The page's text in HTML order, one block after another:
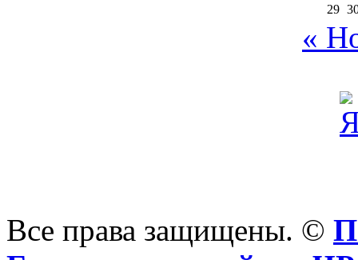
29
«
Все права защищены. ©